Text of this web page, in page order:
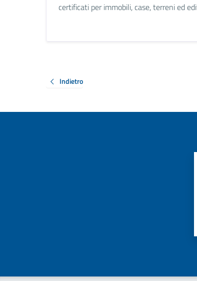
certificati per immobili, case, terreni ed
Indietro